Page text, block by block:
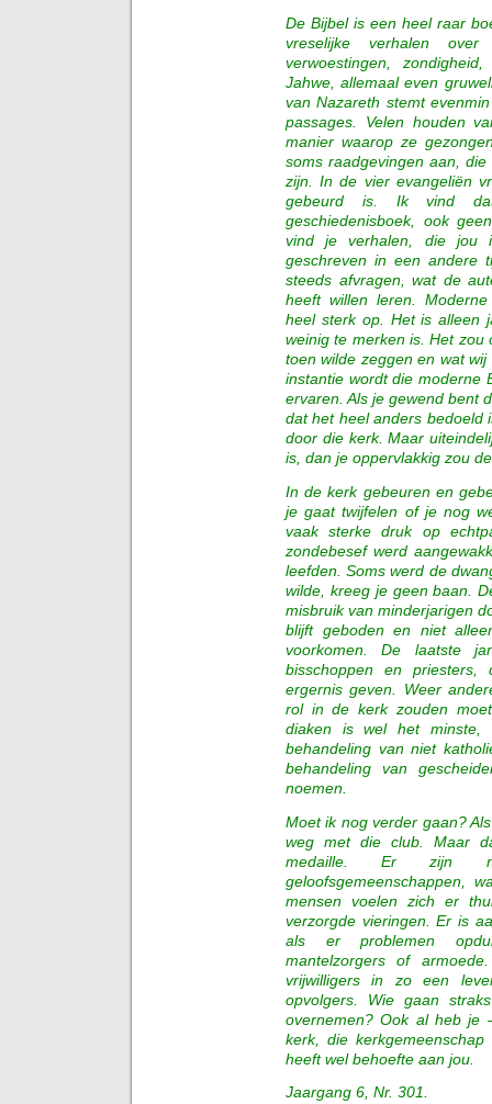
De Bijbel is een heel raar
vreselijke verhalen over
verwoestingen,
Jahwe, allemaal even
van Nazareth stemt
passages. Velen houden
manier waarop ze
soms raadgevingen aan,
zijn. In de vier evangeliën
gebeurd is. Ik vind
geschiedenisboek, ook
vind je verhalen, die jou
geschreven in een andere
steeds afvragen, wat de
heeft willen leren.
heel sterk op. Het is alleen
weinig te merken is. Het
toen wilde zeggen en wat
instantie wordt die moderne
ervaren. Als je gewend bent
dat het heel anders bedoeld
door die kerk. Maar
is, dan je oppervlakkig zou
In de kerk gebeuren en
je gaat twijfelen of je nog
vaak sterke druk op
zondebesef werd
leefden. Soms werd de
wilde, kreeg je geen baan.
misbruik van minderjarigen
blijft geboden en niet
voorkomen. De laatste
bisschoppen en
ergernis geven. Weer
rol in de kerk zouden
diaken is wel het minste,
behandeling van niet
behandeling van
noemen.
Moet ik nog verder gaan?
weg met die club. Maar
medaille. Er zijn
geloofsgemeenschappen,
mensen voelen zich er
verzorgde vieringen. Er is
als er problemen
mantelzorgers of
vrijwilligers in zo een
opvolgers. Wie gaan
overnemen? Ook al heb je
kerk, die
heeft wel behoefte aan jou.
Jaargang 6, Nr. 301.